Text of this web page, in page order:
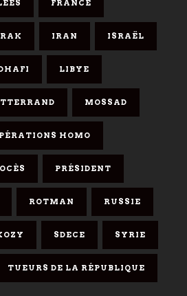
FRANCE
IRAN ISRAËL
LIBYE
MOSSAD
HOMO
PRÉSIDENT
ROTMAN RUSSIE
SDECE SYRIE
TUEURS DE LA RÉPUBLIQUE